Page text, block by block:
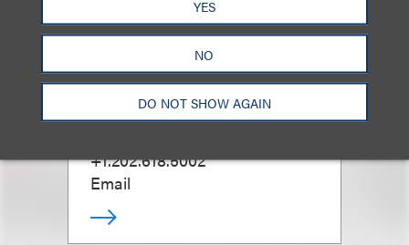
YES
NO
DO NOT SHOW AGAIN
Neil Lefkowitz
合伙人
+1.202.618.5002
Email